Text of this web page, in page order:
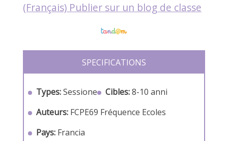
(Français) Publier sur un blog de classe
SPECIFICATIONS
Types:Sessione Cibles:8-10 anni
Auteurs: FCPE69 Fréquence Ecoles
Pays: Francia